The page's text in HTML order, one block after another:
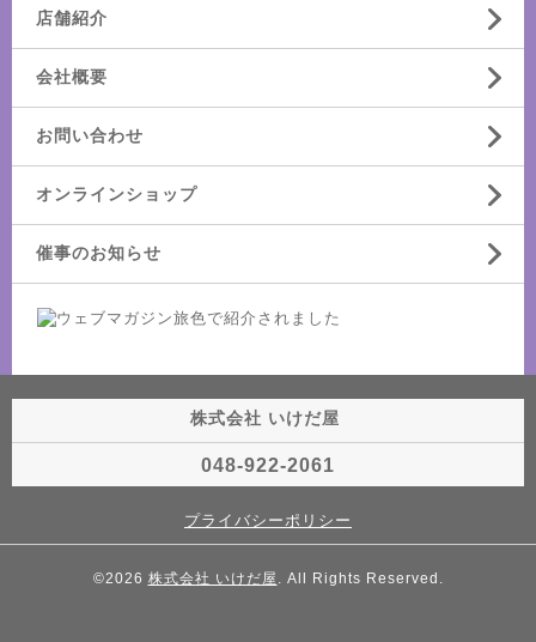
店舗紹介
会社概要
お問い合わせ
オンラインショップ
催事のお知らせ
株式会社 いけだ屋
048-922-2061
プライバシーポリシー
©2026 株式会社 いけだ屋 . All Rights Reserved.